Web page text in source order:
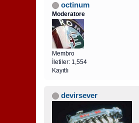
octinum
Moderatore
Membro
İletiler: 1,554
Kayıtlı
devirsever